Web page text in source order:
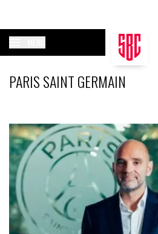
PARIS SAINT GERMAIN